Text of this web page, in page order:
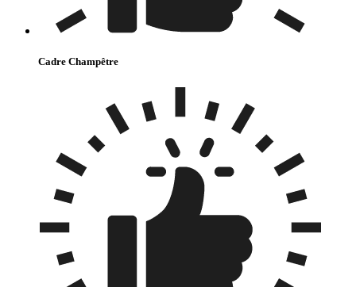
Cadre Champêtre